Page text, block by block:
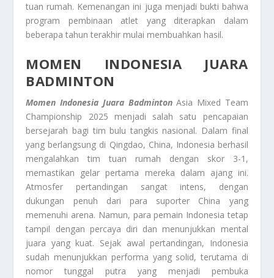
tuan rumah. Kemenangan ini juga menjadi bukti bahwa
program pembinaan atlet yang diterapkan dalam
beberapa tahun terakhir mulai membuahkan hasil.
MOMEN INDONESIA JUARA
BADMINTON
Momen Indonesia Juara BadmintonAsia Mixed Team
Championship 2025 menjadi salah satu pencapaian
bersejarah bagi tim bulu tangkis nasional. Dalam final
yang berlangsung di Qingdao, China, Indonesia berhasil
mengalahkan tim tuan rumah dengan skor 3-1,
memastikan gelar pertama mereka dalam ajang ini.
Atmosfer pertandingan sangat intens, dengan
dukungan penuh dari para suporter China yang
memenuhi arena. Namun, para pemain Indonesia tetap
tampil dengan percaya diri dan menunjukkan mental
juara yang kuat. Sejak awal pertandingan, Indonesia
sudah menunjukkan performa yang solid, terutama di
nomor tunggal putra yang menjadi pembuka